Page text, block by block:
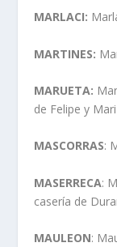
MARLACI:
MARTINES:
MARUETA:
de Felipe y
MASCORRAS:
MASERRECA:
caserí­a de
MAULEON: